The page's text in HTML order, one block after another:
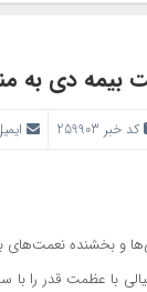
بیمه دی به
کد خبر 259903
و بخشنده
لیالی با عظمت قدر